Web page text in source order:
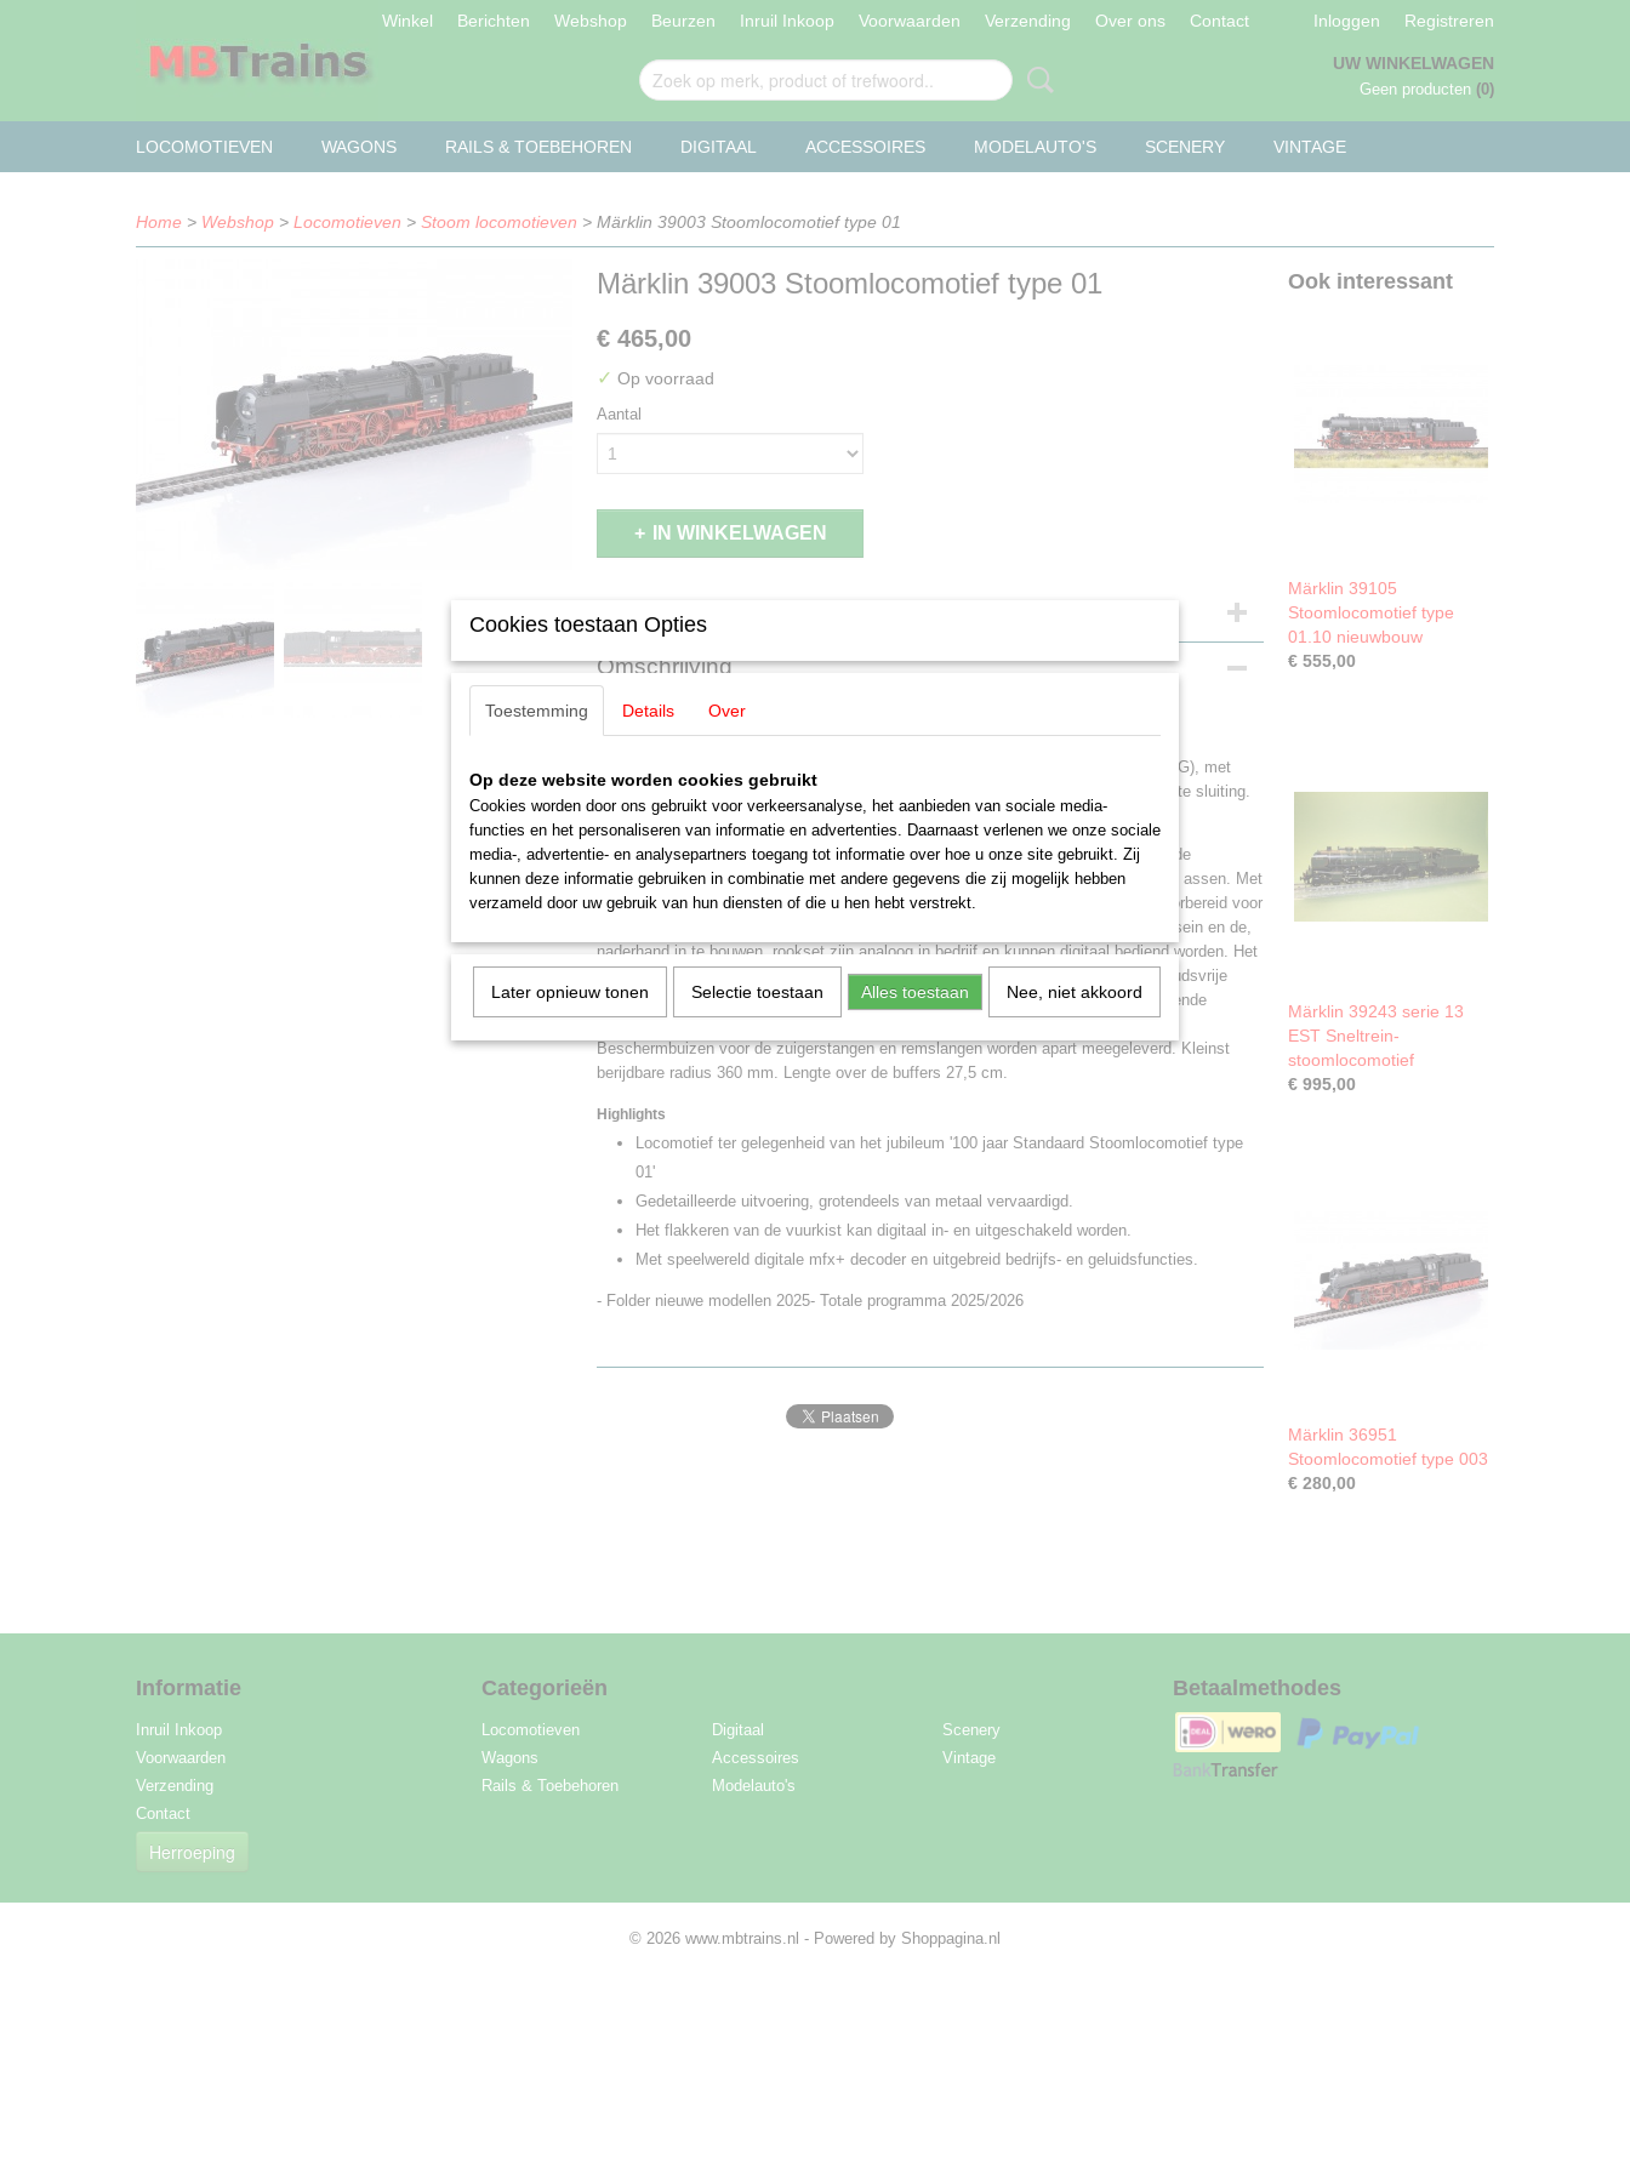
Winkel Berichten Webshop Beurzen Inruil Inkoop Voorwaarden Verzending Over ons Contact Inloggen Registreren
UW WINKELWAGEN
Geen producten (0)
LOCOMOTIEVEN WAGONS RAILS & TOEBEHOREN DIGITAAL ACCESSOIRES MODELAUTO'S SCENERY VINTAGE
Home > Webshop > Locomotieven > Stoom locomotieven > Märklin 39003 Stoomlocomotief type 01
Märklin 39003 Stoomlocomotief type 01
€ 465,00
✓ Op voorraad
Aantal
IN WINKELWAGEN
Specificaties
Productcode leverancier
Schaal
Omschrijving
Märklin 39003 Stoomlocomotief type 01
Sneltrein stoomlocomotief type 01 van het Deutsche Reichsbahn Gesellschaft (DRG), met
kolentender 2'2'T34. Met Wagner windleiplaten en rookkamer met centraal geplaatste sluiting.
Locomotiefnummer 01 184. Model in de uitvoering omstreeks 1936.
Model:Met digitale mfx+ decoder en uitgebreide licht- en geluidsfuncties. Geregelde
hoogvermogensaandrijving met vliegwiel, ingebouwd in de ketel. Aandrijving op drie assen. Met
antislip banden. Locomotief en tender zijn grotendeels van metaal vervaardigd. Voorbereid voor
de inbouw van rookgarnituur 7226. Het met de rijrichting wisselend tweepunts frontsein en de,
naderhand in te bouwen, rookset zijn analoog in bedrijf en kunnen digitaal bediend worden. Het
flakkeren van de vuurkist kan digitaal geschakeld worden. Verlichting met onderhoudsvrije
warm-witte en rode lichtdiodes (LED). Tussen locomotief en tender zit een meeverende
Beschermbuizen voor de zuigerstangen en remslangen worden apart meegeleverd. Kleinst
berijdbare radius 360 mm. Lengte over de buffers 27,5 cm.
Highlights
Locomotief ter gelegenheid van het jubileum '100 jaar Standaard Stoomlocomotief type
01'
Gedetailleerde uitvoering, grotendeels van metaal vervaardigd.
Het flakkeren van de vuurkist kan digitaal in- en uitgeschakeld worden.
Met speelwereld digitale mfx+ decoder en uitgebreid bedrijfs- en geluidsfuncties.
- Folder nieuwe modellen 2025- Totale programma 2025/2026
Ook interessant
Märklin 39105
Stoomlocomotief type
01.10 nieuwbouw
€ 555,00
Märklin 39243 serie 13
EST Sneltrein-
stoomlocomotief
€ 995,00
Märklin 36951
Stoomlocomotief type 003
€ 280,00
Informatie
Inruil Inkoop
Voorwaarden
Verzending
Contact
Herroeping
Categorieën
Locomotieven
Wagons
Rails & Toebehoren
Digitaal
Accessoires
Modelauto's
Scenery
Vintage
Betaalmethodes
© 2026 www.mbtrains.nl - Powered by Shoppagina.nl
Cookies toestaan Opties
Toestemming Details Over
Op deze website worden cookies gebruikt
Cookies worden door ons gebruikt voor verkeersanalyse, het aanbieden van sociale media-
functies en het personaliseren van informatie en advertenties. Daarnaast verlenen we onze sociale
media-, advertentie- en analysepartners toegang tot informatie over hoe u onze site gebruikt. Zij
kunnen deze informatie gebruiken in combinatie met andere gegevens die zij mogelijk hebben
verzameld door uw gebruik van hun diensten of die u hen hebt verstrekt.
Later opnieuw tonen Selectie toestaan Alles toestaan Nee, niet akkoord